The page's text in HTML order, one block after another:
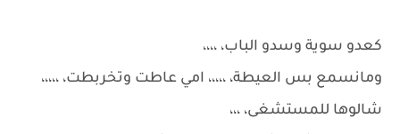
كعدو سوية وسدو الباب، ،،،،
ومانسمع بس العيطة، ،،،،، امي عاطت وتخربطت، ،،،،،
شالوها للمستشغى، ،،،